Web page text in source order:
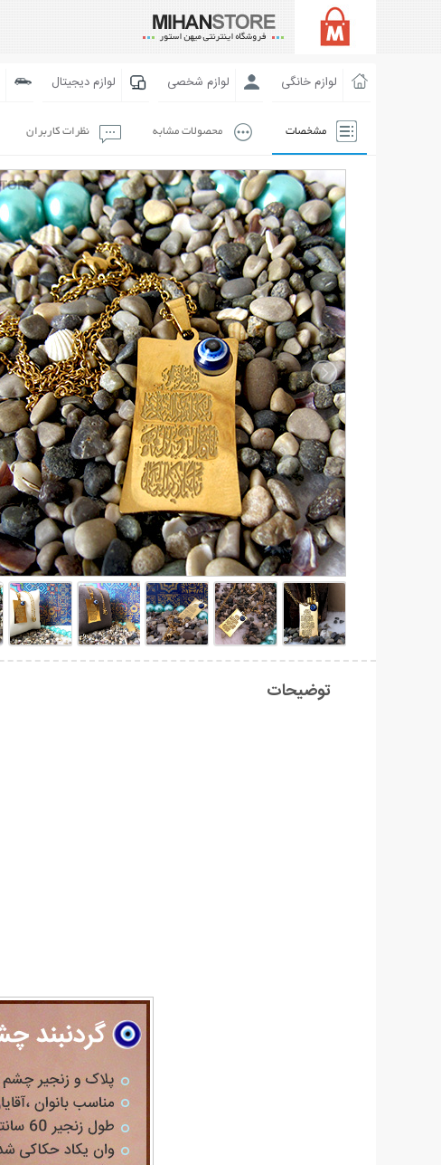
لوازم خانگی لوازم شخصی لوازم دیجیتال
مشخصات محصولات مشابه نظرات کاربران
توضیحات